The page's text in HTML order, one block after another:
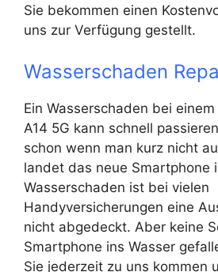
Sie bekommen einen
uns zur Verfügung gestellt.
Wasserschaden
Ein Wasserschaden bei
A14 5G kann schnell
schon wenn man kurz nicht
landet das neue Smartphone
Wasserschaden ist bei vielen
Handyversicherungen eine
nicht abgedeckt. Aber keine
Smartphone ins Wasser
Sie jederzeit zu uns kommen